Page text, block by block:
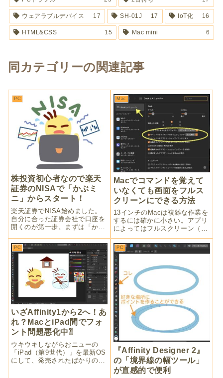
ウェアラブルデバイス 17 SH-01J 17 IoT化 16
HTML&CSS 15 Mac mini 6
同カテゴリーの関連記事
PC
株投資初心者なので楽天
証券のNISAで「かぶミ
ニ」からスタート！
楽天証券でNISA始めました。
自分に合った証券会社で口座を
開くのが第一歩。まずは「かぶ
スタートです。株なんて暴落す
るから不安で不安でーと思って
いたのに、いざ始めてみると
中々面白いことに気が付いてし
まいました！
Mac
Macでコマンドを覚えて
いなくても画面をフルス
クリーンにできる方法
13インチのMacは複雑な作業を
するには確かに小さい。アプリ
によってはフルスクリーン（全
画面表示）でできるだけ大きく
使うのが必須です。でも、緑丸
ボタンは小さい！複雑コマンド
は覚えられない！なので、ダブ
ルクリックでできる方法をオス
スメします。
PC
いざAffinity1から2へ！あ
れ？MacとiPad間でフォ
ント問題悪化中⁈
ウキウキしながらおニューの
「iPad（第9世代）」を最新OS
にして、発売されたばかりの
PC
『Affinity Designer 2』
の「境界線の幅ツール」
が直感的で便利